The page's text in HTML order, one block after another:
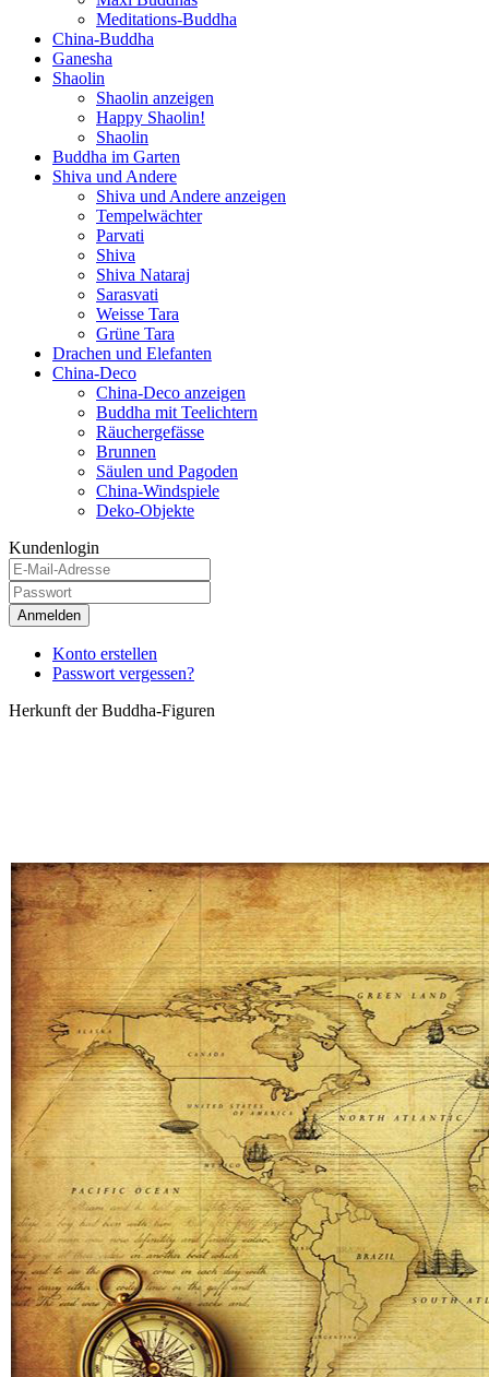
Meditations-Buddha
China-Buddha
Ganesha
Shaolin
Shaolin anzeigen
Happy Shaolin!
Shaolin
Buddha im Garten
Shiva und Andere
Shiva und Andere anzeigen
Tempelwächter
Parvati
Shiva
Shiva Nataraj
Sarasvati
Weisse Tara
Grüne Tara
Drachen und Elefanten
China-Deco
China-Deco anzeigen
Buddha mit Teelichtern
Räuchergefässe
Brunnen
Säulen und Pagoden
China-Windspiele
Deko-Objekte
Kundenlogin
Anmelden
Konto erstellen
Passwort vergessen?
Herkunft der Buddha-Figuren